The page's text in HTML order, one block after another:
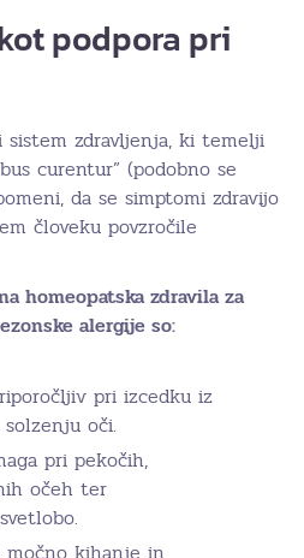
podpora pri
zdravljenja, ki temelji
curentur” (podobno se
da se simptomi zdravijo
človeku povzročile
homeopatska zdravila za
alergije so:
pri izcedku iz
oči.
pri pekočih,
očeh ter